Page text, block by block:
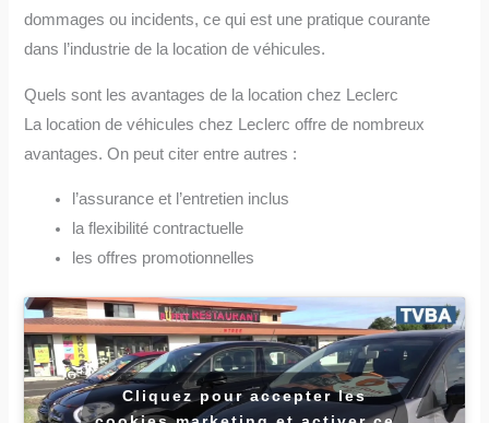
dommages ou incidents, ce qui est une pratique courante
dans l’industrie de la location de véhicules.
Quels sont les avantages de la location chez Leclerc
La location de véhicules chez Leclerc offre de nombreux
avantages. On peut citer entre autres :
l’assurance et l’entretien inclus
la flexibilité contractuelle
les offres promotionnelles
Cliquez pour accepter les